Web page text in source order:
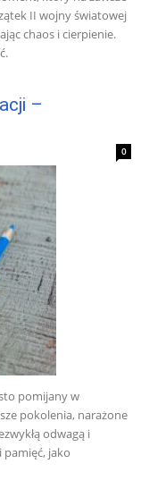
II wojny światowej
chaos i cierpienie.
–
0
pomijany w
pokolenia, narażone
odwagą i
pamięć, jako